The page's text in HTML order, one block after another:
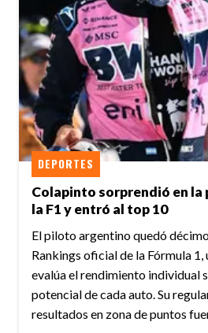
Colapinto sorprendió en la
la F1 y entró al top 10
DEPORTES
El piloto argentino quedó
Rankings oficial de la Fórmula
evalúa el rendimiento individual
potencial de cada auto. Su
resultados en zona de puntos